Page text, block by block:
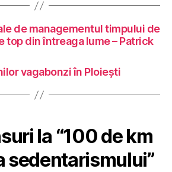
de managementul timpului de
top din întreaga lume – Patrick
vagabonzi în Ploiești
la “100 de km
sedentarismului”